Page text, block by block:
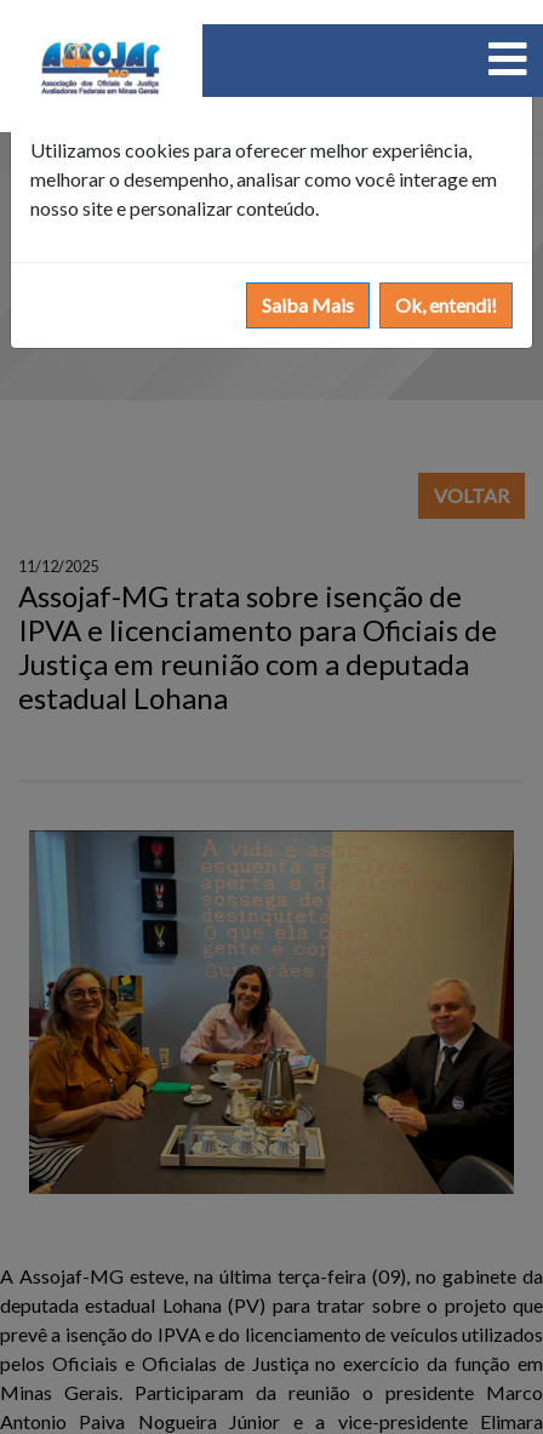
VOLTAR
11/12/2025
Assojaf-MG trata sobre isenção de
IPVA e licenciamento para Oficiais de
Justiça em reunião com a deputada
estadual Lohana
A Assojaf-MG esteve, na última terça-feira (09), no gabinete da
deputada estadual Lohana (PV) para tratar sobre o projeto que
prevê a isenção do IPVA e do licenciamento de veículos utilizados
pelos Oficiais e Oficialas de Justiça no exercício da função em
Minas Gerais. Participaram da reunião o presidente Marco
Antonio Paiva Nogueira Júnior e a vice-presidente Elimara
Política de Cookies ×
Utilizamos cookies para oferecer melhor experiência,
melhorar o desempenho, analisar como você interage em
nosso site e personalizar conteúdo.
Saiba Mais Ok, entendi!